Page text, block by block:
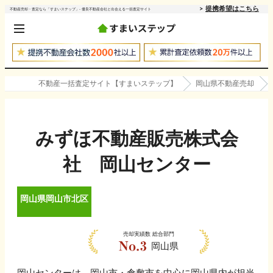
不動産売却・査定なら「すまいステップ」- 優良不動産会社と出会える一括査定サイト 提携希望はこちら
不動産一括査定サイト【すまいステップ】 岡山県不動産売却
みずほ不動産販売株式会
社 岡山センター
岡山県岡山市北区
売却実績数 総合部門
岡山県